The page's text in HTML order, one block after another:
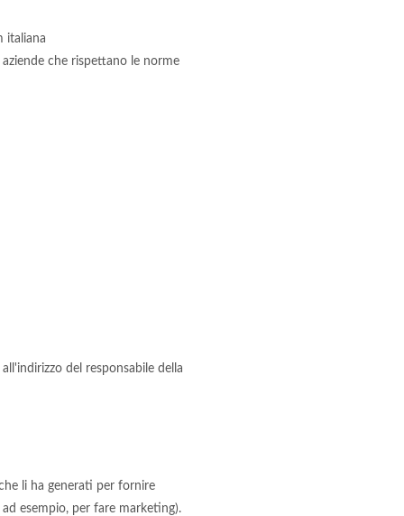
italiana
che rispettano le norme
del responsabile della
li ha generati per fornire
esempio, per fare marketing).